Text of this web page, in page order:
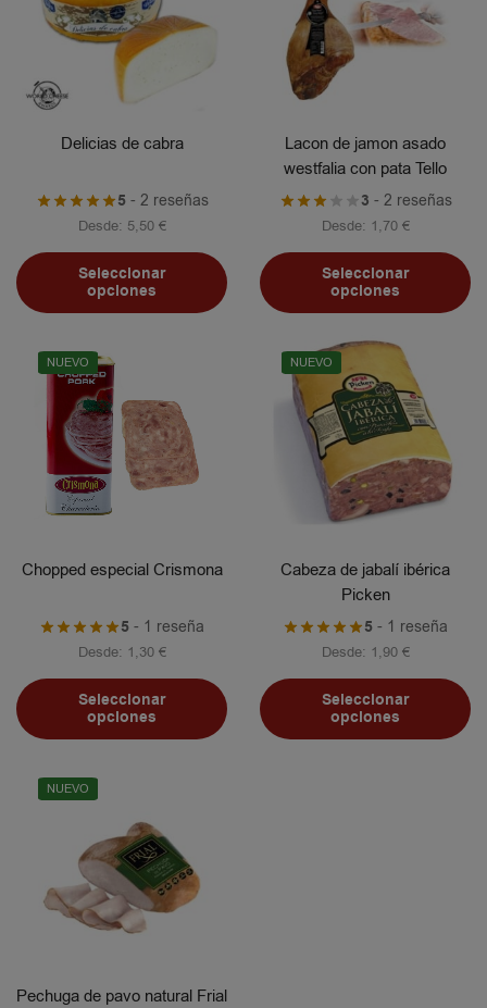
Delicias de cabra
5- 2 reseñas
Desde: 5,50 €
Seleccionar
opciones
Lacon de jamon asado
westfalia con pata Tello
3 - 2 reseñas
Desde: 1,70 €
Seleccionar
opciones
NUEVO
Chopped especial Crismona
5 - 1 reseña
Desde: 1,30 €
Seleccionar
opciones
NUEVO
Cabeza de jabalí ibérica
Picken
5 - 1 reseña
Desde: 1,90 €
Seleccionar
opciones
NUEVO
Pechuga de pavo natural Frial